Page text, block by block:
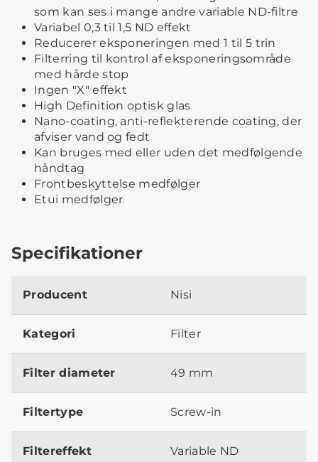
som kan ses i mange andre variable ND-filtre
Variabel 0,3 til 1,5 ND effekt
Reducerer eksponeringen med 1 til 5 trin
Filterring til kontrol af eksponeringsområde
med hårde stop
Ingen "X" effekt
High Definition optisk glas
Nano-coating, anti-reflekterende coating, der
afviser vand og fedt
Kan bruges med eller uden det medfølgende
håndtag
Frontbeskyttelse medfølger
Etui medfølger
Specifikationer
Producent Nisi
Kategori Filter
Filter diameter 49 mm
Filtertype Screw-in
Filtereffekt Variable ND